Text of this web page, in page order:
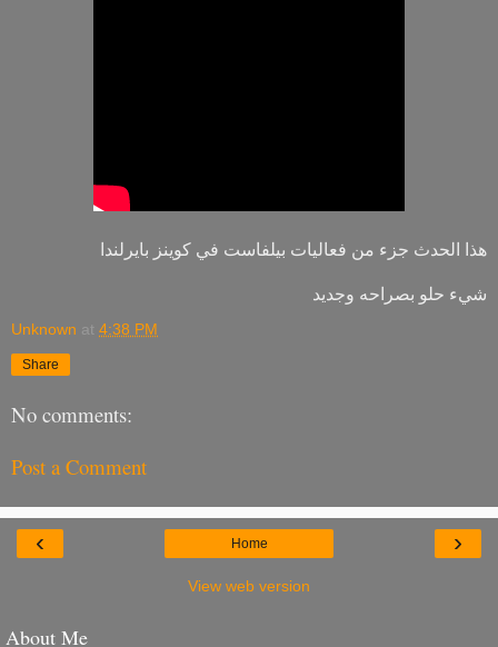
هذا الحدث جزء من فعاليات بيلفاست في كوينز بايرلندا
شيء حلو بصراحه وجديد
Unknown at 4:38 PM
Share
No comments:
Post a Comment
‹ ›
Home
View web version
About Me